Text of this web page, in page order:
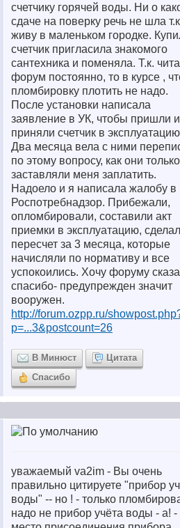
счетчику горячей воды. Ни о
сдаче на поверку речь не шла
живу в маленьком городке.
счетчик пригласила знакомого
сантехника и поменяла. Т.к.
форум постоянно, то в курсе ,
пломбировку плотить не надо.
После установки написала
заявление в УК, чтобы пришли и
приняли счетчик в
Два месяца вела с ними
по этому вопросу, как они
заставляли меня заплатить.
Надоело и я написала жалобу в
Роспотребнадзор. Прибежали,
опломбировали, составили акт
приемки в эксплуатацию,
пересчет за 3 месяца, которые
начисляли по нормативу и все
успокоились. Хочу форуму
спасибо- предупрежден значит
вооружен.
http://forum.ozpp.ru/
p=...3&postcount=26
В Минюст
Цитата
Спасибо
уважаемый va2im - Вы очень
правильно цитируете "прибор
воды" -- но ! - только
надо не прибор учёта воды - а! -